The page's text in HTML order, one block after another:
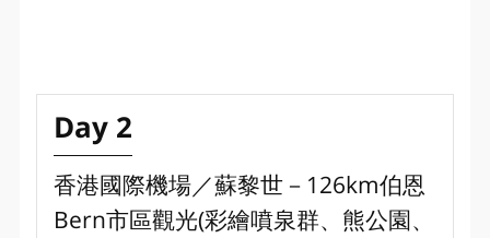
Day 2
香港國際機場／蘇黎世－126km伯恩
Bern市區觀光(彩繪噴泉群、熊公園、